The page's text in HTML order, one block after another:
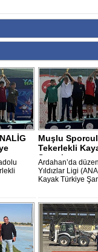
Muşlu
Tekerlekli
Şampiyona..
Ardahan’da
Yıldızlar Ligi
Kayak Türkiye